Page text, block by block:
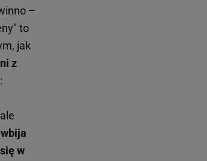
–
to
jak
z
w